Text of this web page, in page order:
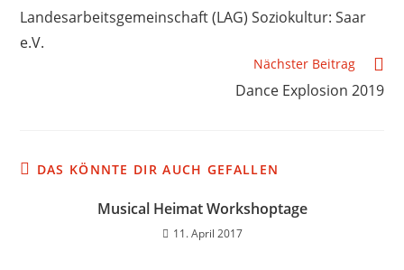
Landesarbeitsgemeinschaft (LAG) Soziokultur: Saar
e.V.
Nächster Beitrag
Dance Explosion 2019
DAS KÖNNTE DIR AUCH GEFALLEN
Musical Heimat Workshoptage
11. April 2017